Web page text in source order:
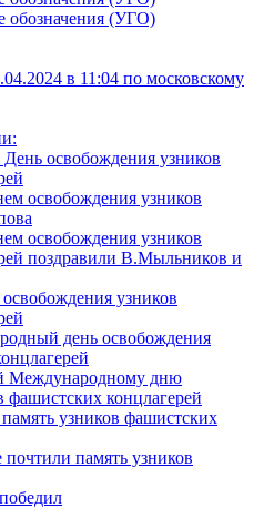
обозначения (УГО)
в 11:04 по московскому
освобождения узников
освобождения узников
освобождения узников
поздравили В.Мыльников и
узников
день освобождения
Международному дню
фашистских концлагерей
узников фашистских
память узников